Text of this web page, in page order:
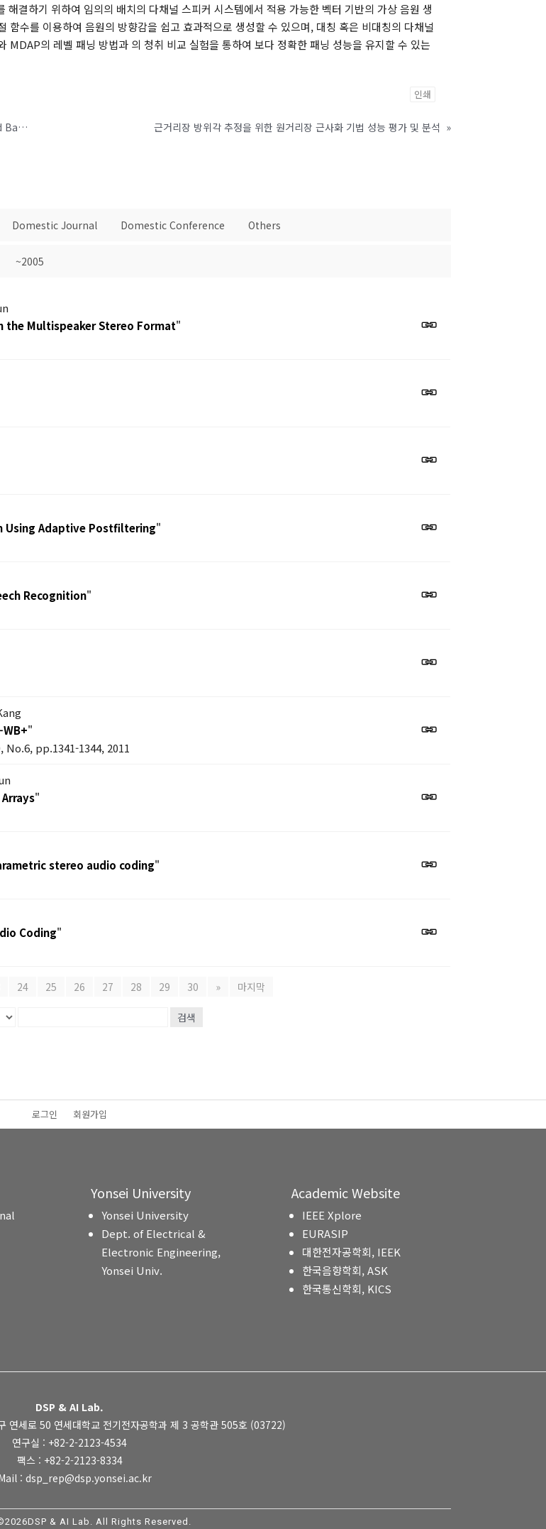
결하기 위하여 임의의 배치의 다채널 스피커 시스템에서 적용 가능한 벡터 기반의 가상 음원 생
함수를 이용하여 음원의 방향감을 쉽고 효과적으로 생성할 수 있으며, 대칭 혹은 비대칭의 다채널
MDAP의 레벨 패닝 방법과 의 청취 비교 실험을 통하여 보다 정확한 패닝 성능을 유지할 수 있는
인쇄
Efficient Individualization Method of HRTFs Using Critical-band Based Spectral Cue Control 근거리장 방위각 추정을 위한 원거리장 근사화 기법 성능 평가 및 분석 »
Domestic Journal Domestic Conference Others
~2005
the Multispeaker Stereo Format"
Using Adaptive Postfiltering"
Recognition"
"
pp.1341-1344, 2011
"
stereo audio coding"
Coding"
24 25 26 27 28 29 30 » 마지막
검색
로그인 회원가입
Yonsei University
Yonsei University
Dept. of Electrical &
Electronic Engineering,
Yonsei Univ.
Academic Website
IEEE Xplore
EURASIP
대한전자공학회, IEEK
한국음향학회, ASK
한국통신학회, KICS
DSP & AI Lab.
연세로 50 연세대학교 전기전자공학과 제 3 공학관 505호 (03722)
연구실 : +82-2-2123-4534
팩스 : +82-2-2123-8334
: dsp_rep@dsp.yonsei.ac.kr
& AI Lab. All Rights Reserved.